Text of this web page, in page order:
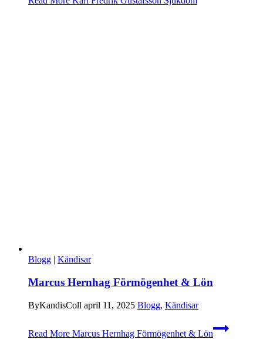
Blogg | Kändisar
Marcus Hernhag Förmögenhet & Lön
ByKandisColl april 11, 2025 Blogg, Kändisar
Read More Marcus Hernhag Förmögenhet & Lön